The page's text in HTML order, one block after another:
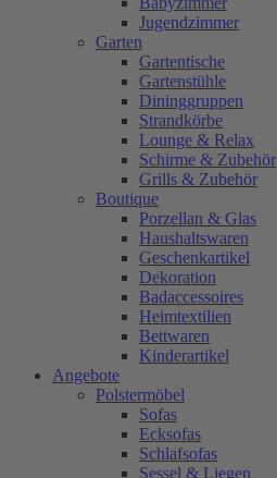
Jugendzimmer
Garten
Gartentische
Gartenstühle
Dininggruppen
Strandkörbe
Lounge & Relax
Schirme & Zubehör
Grills & Zubehör
Boutique
Porzellan & Glas
Haushaltswaren
Geschenkartikel
Dekoration
Badaccessoires
Heimtextilien
Bettwaren
Kinderartikel
Angebote
Polstermöbel
Sofas
Ecksofas
Schlafsofas
Sessel & Liegen